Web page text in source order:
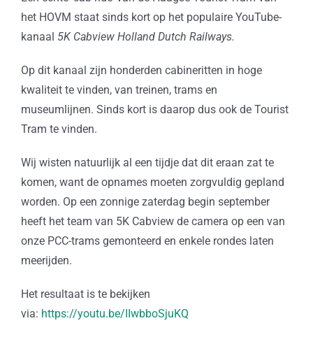
het HOVM staat sinds kort op het populaire YouTube-
kanaal 5K Cabview Holland Dutch Railways.
Op dit kanaal zijn honderden cabineritten in hoge
kwaliteit te vinden, van treinen, trams en
museumlijnen. Sinds kort is daarop dus ook de Tourist
Tram te vinden.
Wij wisten natuurlijk al een tijdje dat dit eraan zat te
komen, want de opnames moeten zorgvuldig gepland
worden. Op een zonnige zaterdag begin september
heeft het team van 5K Cabview de camera op een van
onze PCC-trams gemonteerd en enkele rondes laten
meerijden.
Het resultaat is te bekijken
via: https://youtu.be/IIwbboSjuKQ